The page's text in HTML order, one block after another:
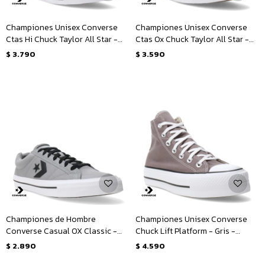
Championes Unisex Converse
Ctas Hi Chuck Taylor All Star -
Gris
$ 3.790
Championes Unisex Converse
Ctas Ox Chuck Taylor All Star -
Gris - Blanco
$ 3.590
Championes de Hombre
Converse Casual OX Classic -
Gris - Negro - Blanco
$ 2.890
Championes Unisex Converse
Chuck Lift Platform - Gris -
Blanco
$ 4.590